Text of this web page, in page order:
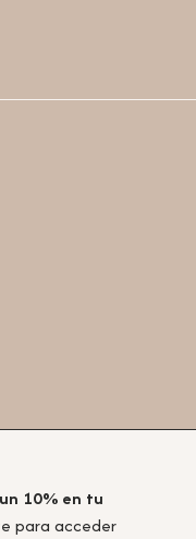
10% en tu
para acceder